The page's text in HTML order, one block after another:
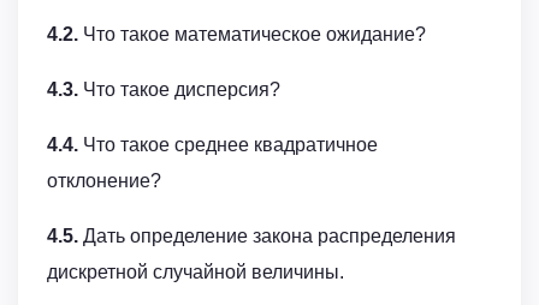
4.2. Что такое математическое ожидание?
4.3. Что такое дисперсия?
4.4. Что такое среднее квадратичное
отклонение?
4.5. Дать определение закона распределения
дискретной случайной величины.